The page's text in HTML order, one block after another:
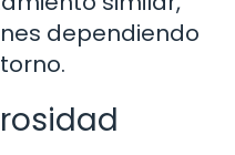
dependiendo